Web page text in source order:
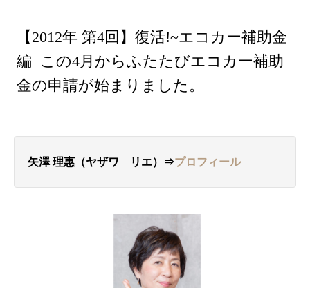
【2012年 第4回】復活!~エコカー補助金
編 この4月からふたたびエコカー補助
金の申請が始まりました。
矢澤 理惠（ヤザワ リエ）⇒プロフィール